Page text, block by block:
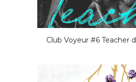
Club Voyeur #6 Teacher